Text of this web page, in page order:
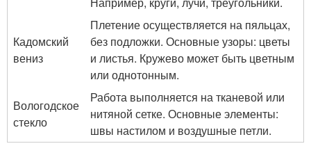
Кадомский
вениз
Плетение осуществляется на пяльцах,
без подложки. Основные узоры: цветы
и листья. Кружево может быть цветным
или однотонным.
Вологодское
стекло
Работа выполняется на тканевой или
нитяной сетке. Основные элементы:
швы настилом и воздушные петли.